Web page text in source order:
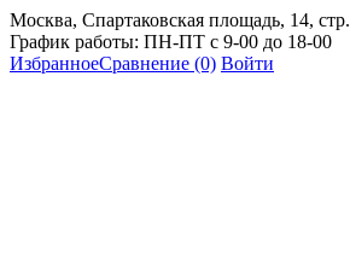
Москва, Спартаковская площадь, 14,
График работы: ПН-ПТ с 9-00 до 18-00
ИзбранноеСравнение (0) Войти